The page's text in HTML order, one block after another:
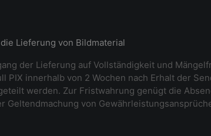
Lieferung von Bildmaterial
der Lieferung auf Vollständigkeit und
PIX innerhalb von 2 Wochen nach Erhalt der
werden. Zur Fristwahrung genügt die
Geltendmachung von